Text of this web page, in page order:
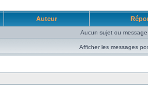
Auteur
Aucun sujet ou
Afficher les messages